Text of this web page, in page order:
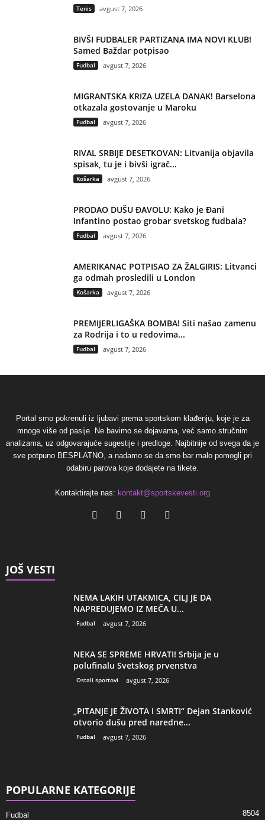
Tenis avgust 7, 2026
BIVŠI FUDBALER PARTIZANA IMA NOVI KLUB!
Samed Baždar potpisao
Fudbal avgust 7, 2026
MIGRANTSKA KRIZA UZELA DANAK! Barselona
otkazala gostovanje u Maroku
Fudbal avgust 7, 2026
RIVAL SRBIJE DESETKOVAN: Litvanija objavila
spisak, tu je i bivši igrač...
Košarka avgust 7, 2026
PRODAO DUŠU ĐAVOLU: Kako je Đani
Infantino postao grobar svetskog fudbala?
Fudbal avgust 7, 2026
AMERIKANAC POTPISAO ZA ŽALGIRIS: Litvanci
ga odmah prosledili u London
Košarka avgust 7, 2026
PREMIJERLIGAŠKA BOMBA! Siti našao zamenu
za Rodrija i to u redovima...
Fudbal avgust 7, 2026
Portal smo pokrenuli iz ljubavi prema sportskom klađenju, koje je za
mnoge više od pasije. Ne bavimo se dojavama, već samo stručnim
analizama, uz odgovarajuće sugestije i predloge. Najbitnije od svega da je
sve potpuno BESPLATNO, a nadamo se da smo bar malo pomogli pri
odabiru parova koje dodajete na tikete.
Kontaktirajte nas: kontakt@sportskevesti.org
JOŠ VESTI
NEMA LAKIH UTAKMICA, CILJ JE DA
NAPREDUJEMO IZ MEČA U...
Fudbal avgust 7, 2026
NEKA SE SPREME HRVATI! Srbija je u
polufinalu Svetskog prvenstva
Ostali sportovi avgust 7, 2026
„PITANJE JE ŽIVOTA I SMRTI“ Dejan Stanković
otvorio dušu pred naredne...
Fudbal avgust 7, 2026
POPULARNE KATEGORIJE
Fudbal 8504